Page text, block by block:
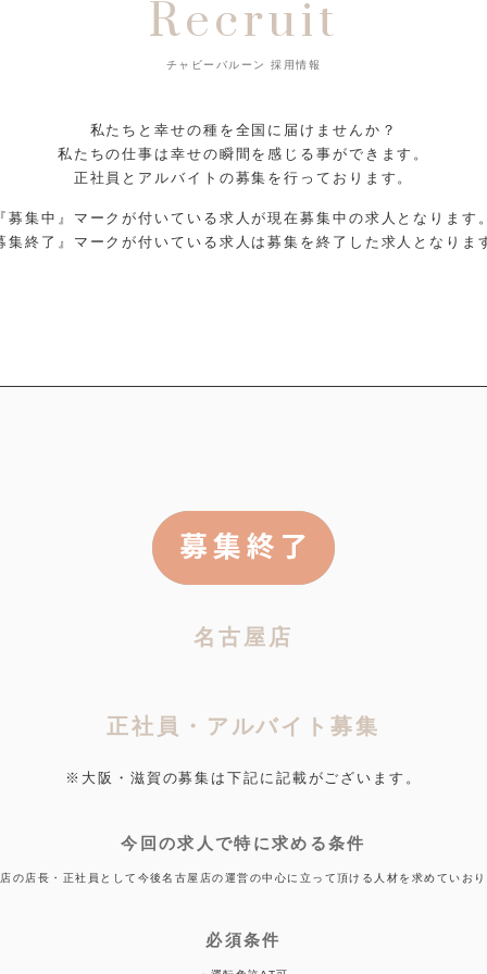
チャビーバルーン 採用情報
私たちと幸せの種を全国に届けませんか？
私たちの仕事は幸せの瞬間を感じる事ができます。
正社員とアルバイトの募集を行っております。
募集中』マークが付いている求人が現在募集中の求人となります
集終了』マークが付いている求人は募集を終了した求人となりま
名古屋店
正社員・アルバイト募集
※大阪・滋賀の募集は下記に記載がございます。
今回の求人で特に求める条件
の店長・正社員として今後名古屋店の運営の中心に立って頂ける人材を求めていお
必須条件